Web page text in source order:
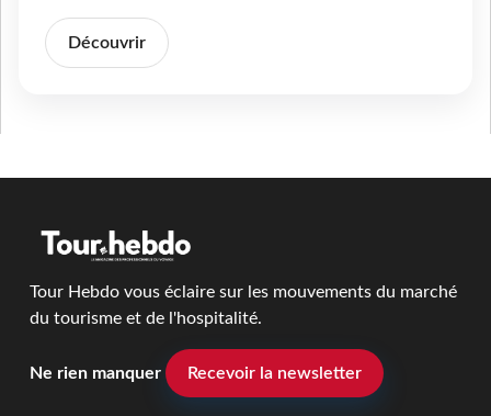
Découvrir
Tour Hebdo vous éclaire sur les mouvements du marché
du tourisme et de l'hospitalité.
Ne rien manquer Recevoir la newsletter